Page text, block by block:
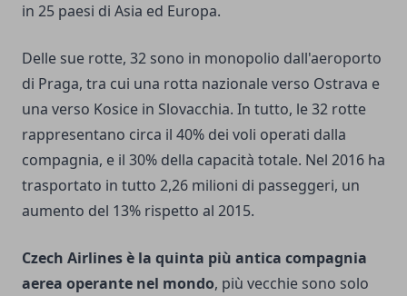
in 25 paesi di Asia ed Europa.
Delle sue rotte, 32 sono in monopolio dall'aeroporto
di Praga, tra cui una rotta nazionale verso Ostrava e
una verso Kosice in Slovacchia. In tutto, le 32 rotte
rappresentano circa il 40% dei voli operati dalla
compagnia, e il 30% della capacità totale. Nel 2016 ha
trasportato in tutto 2,26 milioni di passeggeri, un
aumento del 13% rispetto al 2015.
Czech Airlinesè la quinta più antica compagnia
aerea operante nel mondo, più vecchie sono solo